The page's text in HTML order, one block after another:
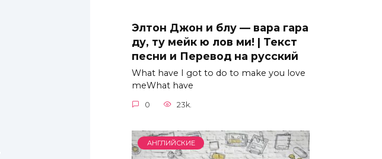
Элтон Джон и блу — вара гара
ду, ту мейк ю лов ми! | Текст
песни и Перевод на русский
What have I got to do to make you love
meWhat have
0 23k.
АНГЛИЙСКИЕ